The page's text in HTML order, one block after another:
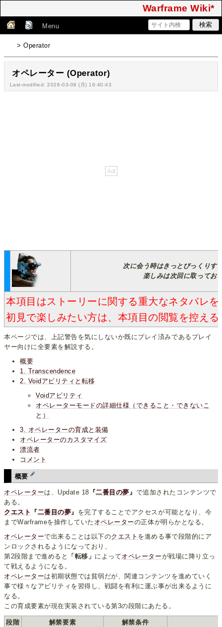
Warframe Wiki*
Menu
> Operator
オペレーター (Operator)
Last-modified: 2026-03-09 (月) 16:40:43
次に会う時はきっとびっくりす
楽しみは次回に取ってお
本項目はストーリーに関する重大なネタバレ
初見で楽しみたい方は、本項目の閲覧を控え
本ページでは、上記警告を気にしないか既にプレイ済みであるプレイ
ヤー向けに全要素を解説する。
概要
1. Transcendence
2. Voidアビリティと転移
Voidアビリティ
オペレーターモードの詳細仕様（できること・できないこ
と）
3. オペレーターの育成と装備
オペレーターのカスタマイズ
漂流者
コメント
概要
オペレーターは、Update 18 『二番目の夢』 で追加されたコンテンツで
ある。
クエスト
『二番目の夢』 を完了することでアクセスが可能となり、今
までWarframeを操作していた オペレーターの正体が明らかとなる。
オペレーターで出来ることは以下のクエスト を進める事で段階的にア
ンロックされるようになっており、
第2段階まで進めると
「転移」 によってオペレーターが戦場に降り立っ
て戦えるようになる。
オペレーターは初期状態では貧弱だが、関連コンテンツを進めていく
事で様々なアビリティを習得し、戦闘を有利に運ぶ事が出来るように
なる。
この育成要素が現在実装されている第3の段階にあたる。
段階 解禁要素 解禁条件